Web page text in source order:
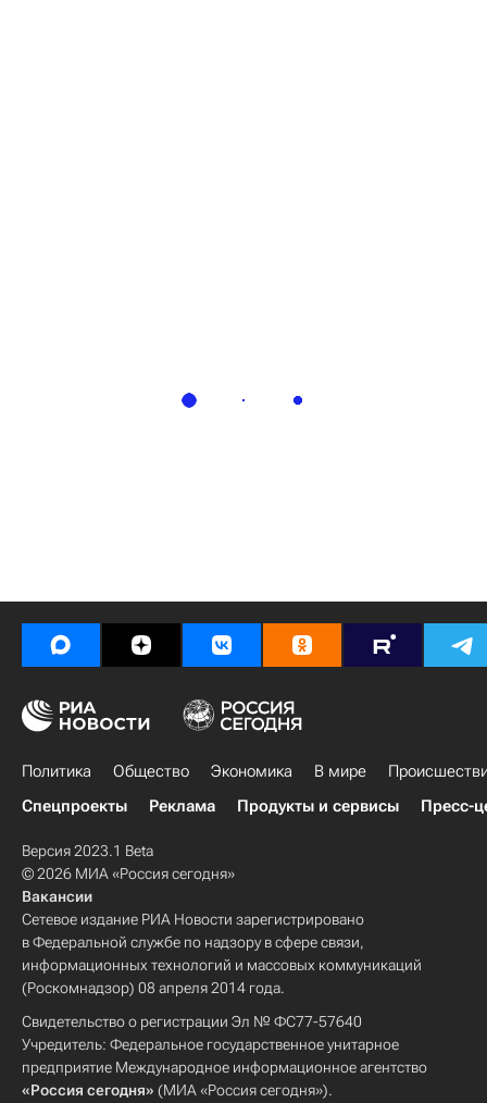
Политика Общество Экономика В мире
Спецпроекты
Реклама Продукты и сервисы Пресс-
Версия 2023.1 Beta
© 2026 МИА «Россия сегодня»
Вакансии
Сетевое издание РИА Новости зарегистрировано
в Федеральной службе по надзору в сфере связи,
информационных технологий и массовых коммуникаций
(Роскомнадзор) 08 апреля 2014 года.
Свидетельство о регистрации Эл № ФС77-57640
Учредитель: Федеральное государственное унитарное
предприятие Международное информационное агентство
«Россия сегодня» (МИА «Россия сегодня»).